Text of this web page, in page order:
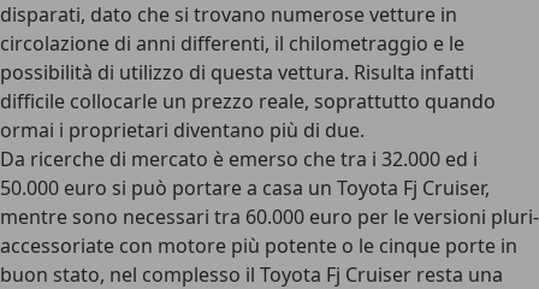
disparati, dato che si trovano numerose vetture in
circolazione di anni differenti, il chilometraggio e le
possibilità di utilizzo di questa vettura. Risulta infatti
difficile collocarle un prezzo reale, soprattutto quando
ormai i proprietari diventano più di due.
Da ricerche di mercato è emerso che tra i 32.000 ed i
50.000 euro si può portare a casa un Toyota Fj Cruiser,
mentre sono necessari tra 60.000 euro per le versioni pluri-
accessoriate con motore più potente o le cinque porte in
buon stato, nel complesso il Toyota Fj Cruiser resta una